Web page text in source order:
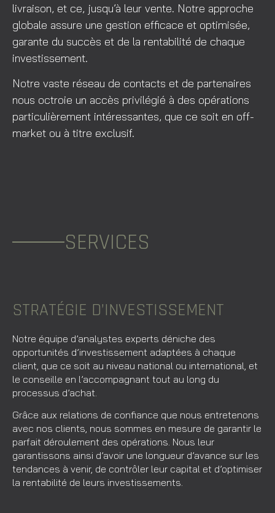
livraison, et ce, jusqu’à leur vente. Notre approche
globale assure une gestion efficace et optimisée,
garante du succès et de la rentabilité de chaque
investissement.
Notre vaste réseau de contacts et de partenaires
nous octroie un accès privilégié à des opérations
particulièrement intéressantes, que ce soit en off-
market ou à titre exclusif.
SERVICES
STRATÉGIE D’INVESTISSEMENT
Notre équipe d’analystes experts déniche des
opportunités d’investissement adaptées à chaque
client, que ce soit au niveau national ou international, et
le conseille en l’accompagnant tout au long du
processus d’achat.
Grâce aux relations de confiance que nous entretenons
avec nos clients, nous sommes en mesure de garantir le
parfait déroulement des opérations. Nous leur
garantissons ainsi d’avoir une longueur d’avance sur les
tendances à venir, de contrôler leur capital et d’optimiser
la rentabilité de leurs investissements.